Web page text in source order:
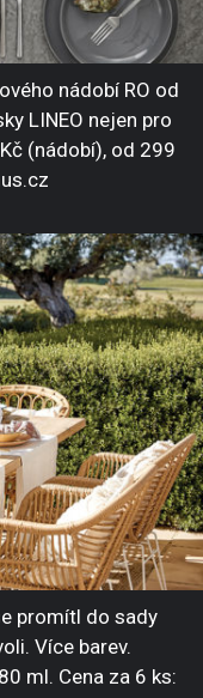
nádobí RO od
LINEO nejen pro
(nádobí), od 299
promítl do sady
Více barev.
ml. Cena za 6 ks: